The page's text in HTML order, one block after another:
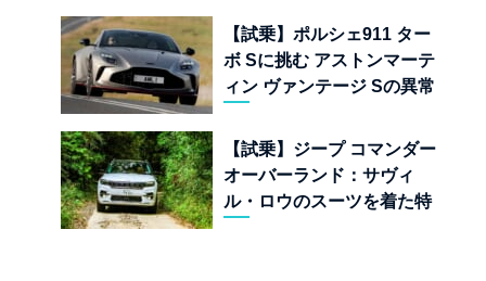
界
【試乗】ポルシェ911 ター
ボ Sに挑む アストンマーテ
ィン ヴァンテージ Sの異常
狂気
【試乗】ジープ コマンダー
オーバーランド：サヴィ
ル・ロウのスーツを着た特